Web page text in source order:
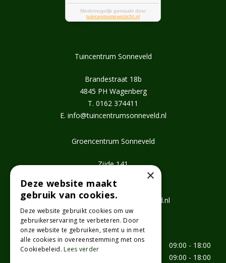
Tuincentrum Sonneveld
Brandestraat 18b
4845 PH Wagenberg
T. 0162 374411
E. info@tuincentrumsonneveld.nl
Groencentrum Sonneveld
Zijde 141
T.0172 462647
E. info@groencentrumsonneveld.nl
Openingstijden
Maandag
09:00 - 18:00
09:00 - 18:00
×
Deze website maakt
gebruik van cookies.
Deze website gebruikt cookies om uw
gebruikerservaring te verbeteren. Door
onze website te gebruiken, stemt u in met
alle cookies in overeenstemming met ons
Cookiebeleid.Lees verder